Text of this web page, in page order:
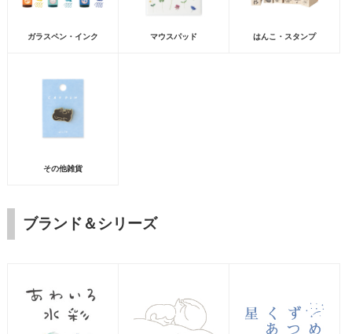
ガラスペン・インク マウスパッド はんこ・スタンプ
その他雑貨
ブランド＆シリーズ